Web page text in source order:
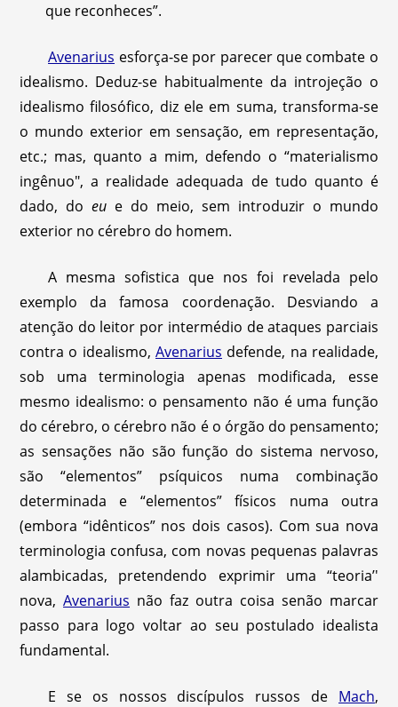
que reconheces”.
Avenarius esforça-se por parecer que combate o
idealismo. Deduz-se habitualmente da introjeção o
idealismo filosófico, diz ele em suma, transforma-se
o mundo exterior em sensação, em representação,
etc.; mas, quanto a mim, defendo o “materialismo
ingênuo", a realidade adequada de tudo quanto é
dado, doeu e do meio, sem introduzir o mundo
exterior no cérebro do homem.
A mesma sofistica que nos foi revelada pelo
exemplo da famosa coordenação. Desviando a
atenção do leitor por intermédio de ataques parciais
contra o idealismo, Avenarius defende, na realidade,
sob uma terminologia apenas modificada, esse
mesmo idealismo: o pensamento não é uma função
do cérebro, o cérebro não é o órgão do pensamento;
as sensações não são função do sistema nervoso,
são “elementos” psíquicos numa combinação
determinada e “elementos” físicos numa outra
(embora “idênticos” nos dois casos). Com sua nova
terminologia confusa, com novas pequenas palavras
alambicadas, pretendendo exprimir uma “teoria’'
nova,Avenarius não faz outra coisa senão marcar
passo para logo voltar ao seu postulado idealista
fundamental.
E se os nossos discípulos russos de Mach,